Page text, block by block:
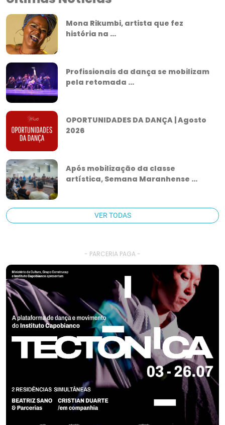
Mona Rikumbi, artista que fez
história na ...
Profissionais da dança se mobilizam
pela retomada ...
OPORTUNIDADES DA DANÇA | Agosto
2026
Após mobilização da classe
artística, Semana Maranhense ...
VER TODAS
- PARCERIA PAGA -